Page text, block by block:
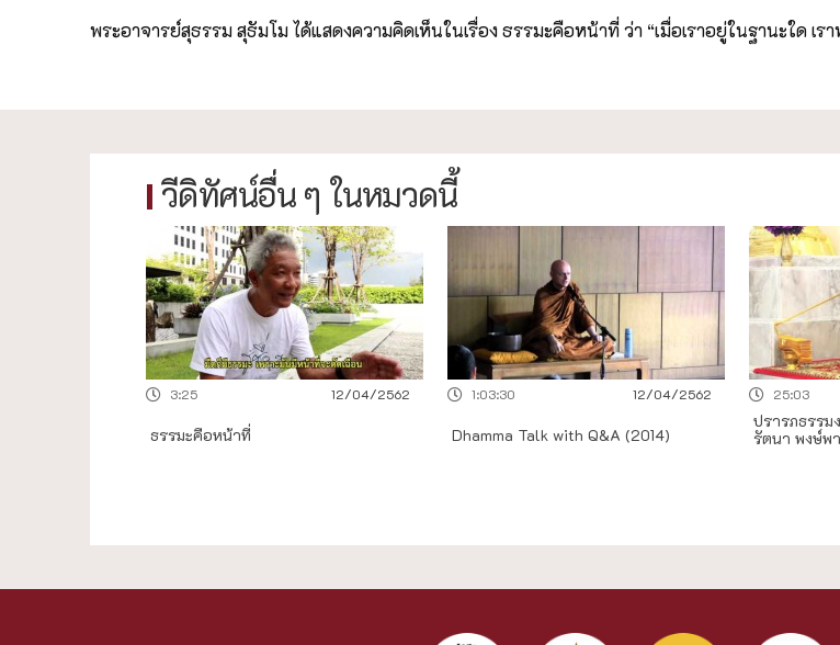
พระอาจารย์สุธรรม สุธัมโม ได้แสดงความคิดเห็นในเรื่อง ธรรมะคือหน้าที่ ว่า “เมื่อเราอยู่ในฐานะใ
วีดิทัศน์อื่น ๆ ในหมวดนี้
12/04/2562
3:25
ธรรมะคือหน้าที่
12/04/2562
1:03:30
Dhamma Talk with Q&A (2014)
25:03
ปรารภธรร
รัตนา พงษ์พ